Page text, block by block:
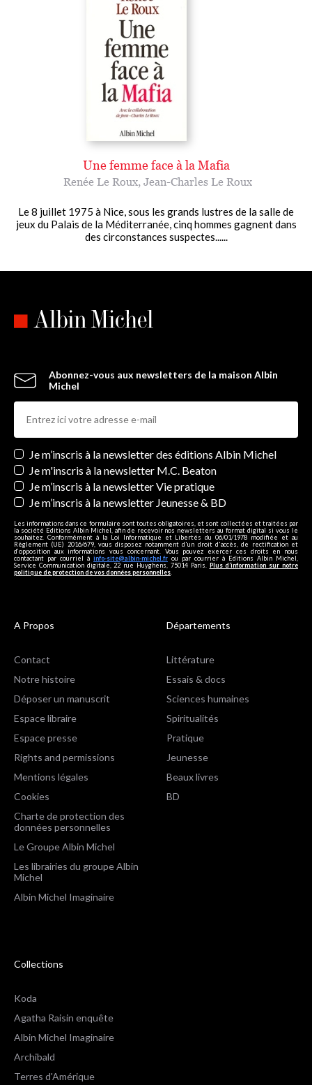
Une femme face à la Mafia
Renée Le Roux, Jean-Charles Le Roux
Le 8 juillet 1975 à Nice, sous les grands lustres de la salle de
jeux du Palais de la Méditerranée, cinq hommes gagnent dans
des circonstances suspectes......
Abonnez-vous aux newsletters de la maison Albin
Michel
Newsletters
Je m’inscris à la newsletter des éditions Albin Michel
Je m'inscris à la newsletter M.C. Beaton
Je m’inscris à la newsletter Vie pratique
Je m’inscris à la newsletter Jeunesse & BD
Les informations dans ce formulaire sont toutes obligatoires, et sont collectées et traitées par
la société Editions Albin Michel, afin de recevoir nos newsletters au format digital si vous le
souhaitez. Conformément à la Loi Informatique et Libertés du 06/01/1978 modifiée et au
Règlement (UE) 2016/679, vous disposez notamment d'un droit d'accès, de rectification et
d’opposition aux informations vous concernant. Vous pouvez exercer ces droits en nous
contactant par courriel à info-site@albin-michel.fr ou par courrier à Editions Albin Michel,
Service Communication digitale, 22 rue Huyghens, 75014 Paris. Plus d’information sur notre
politique de protection de vos données personnelles
A Propos
Contact
Notre histoire
Déposer un manuscrit
Espace libraire
Espace presse
Rights and permissions
Mentions légales
Cookies
Charte de protection des
données personnelles
Le Groupe Albin Michel
Les librairies du groupe Albin
Michel
Albin Michel Imaginaire
Départements
Littérature
Essais & docs
Sciences humaines
Spiritualités
Pratique
Jeunesse
Beaux livres
BD
Collections
Koda
Agatha Raisin enquête
Albin Michel Imaginaire
Archibald
Terres d'Amérique